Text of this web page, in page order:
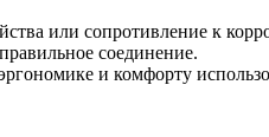
или сопротивление к
соединение.
и комфорту